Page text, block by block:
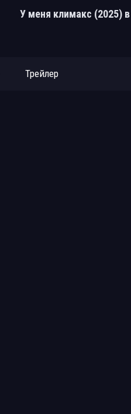
У меня климакс (2025)
Трейлер